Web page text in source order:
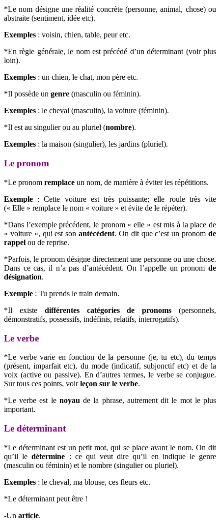
*Le nom désigne une réalité concrète (personne, animal, chose) ou
abstraite (sentiment, idée etc).
Exemples : voisin, chien, table, peur etc.
*En règle générale, le nom est précédé d’un déterminant (voir plus
loin).
Exemples : un chien, le chat, mon père etc.
*Il possède un genre (masculin ou féminin).
Exemples : le cheval (masculin), la voiture (féminin).
*Il est au singulier ou au pluriel (nombre).
Exemples : la maison (singulier), les jardins (pluriel).
Le pronom
*Le pronom remplace un nom, de manière à éviter les répétitions.
Exemple : Cette voiture est très puissante; elle roule très vite
(« Elle » remplace le nom « voiture » et évite de le répéter).
*Dans l’exemple précédent, le pronom « elle » est mis à la place de
« voiture », qui est sonantécédent. On dit que c’est un pronomde
rappel ou de reprise.
*Parfois, le pronom désigne directement une personne ou une chose.
Dans ce cas, il n’a pas d’antécédent. On l’appelle un pronom de
désignation.
Exemple : Tu prends le train demain.
*Il existe différentes catégories de pronoms (personnels,
démonstratifs, possessifs, indéfinis, relatifs, interrogatifs).
Le verbe
*Le verbe varie en fonction de la personne (je, tu etc), du temps
(présent, imparfait etc), du mode (indicatif, subjonctif etc) et de la
voix (active ou passive). En d’autres termes, le verbe se conjugue.
Sur tous ces points, voirleçon sur le verbe.
*Le verbe est le noyau de la phrase, autrement dit le mot le plus
important.
Le déterminant
*Le déterminant est un petit mot, qui se place avant le nom. On dit
qu’il ledétermine : ce qui veut dire qu’il en indique le genre
(masculin ou féminin) et le nombre (singulier ou pluriel).
Exemples : le cheval, ma blouse, ces fleurs etc.
*Le déterminant peut être !
-Un article.